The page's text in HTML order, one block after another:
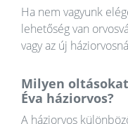
Ha nem vagyunk
lehetőség van
vagy az új
Milyen
Éva háziorvos?
A háziorvos